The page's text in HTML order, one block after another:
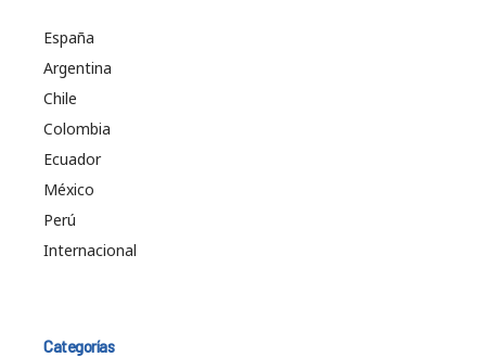
España
Argentina
Chile
Colombia
Ecuador
México
Perú
Internacional
Categorías